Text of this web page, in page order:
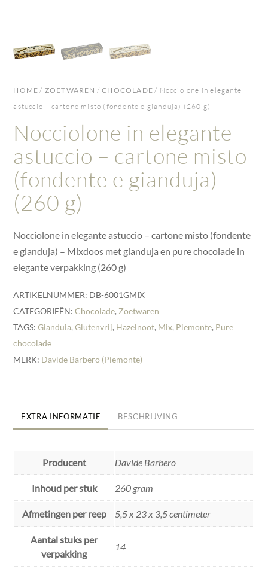
HOME / ZOETWAREN /CHOCOLADE / Nocciolone in elegante
astuccio – cartone misto (fondente e gianduja) (260 g)
Nocciolone in elegante
astuccio – cartone misto
(fondente e gianduja)
(260 g)
Nocciolone in elegante astuccio – cartone misto (fondente
e gianduja) – Mixdoos met gianduja en pure chocolade in
elegante verpakking (260 g)
ARTIKELNUMMER: DB-6001GMIX
CATEGORIEËN:Chocolade, Zoetwaren
TAGS:Gianduia,Glutenvrij, Hazelnoot, Mix, Piemonte, Pure
chocolade
MERK: Davide Barbero (Piemonte)
EXTRA INFORMATIE BESCHRIJVING
Producent Davide Barbero
Inhoud per stuk 260 gram
Afmetingen per reep 5,5 x 23 x 3,5 centimeter
Aantal stuks per
verpakking
14